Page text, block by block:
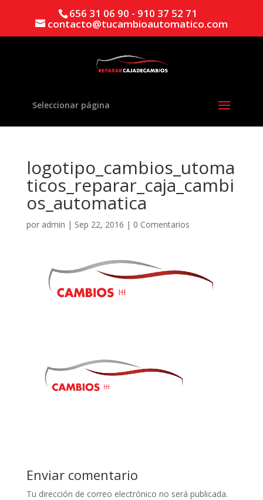
656 31 06 90 - 910 37 52 71
contacto@tucambioautomatico.com
Seleccionar página
logotipo_cambios_utoma
ticos_reparar_caja_cambi
os_automatica
por admin | Sep 22, 2016 | 0 Comentarios
Enviar comentario
Tu dirección de correo electrónico no será publicada.